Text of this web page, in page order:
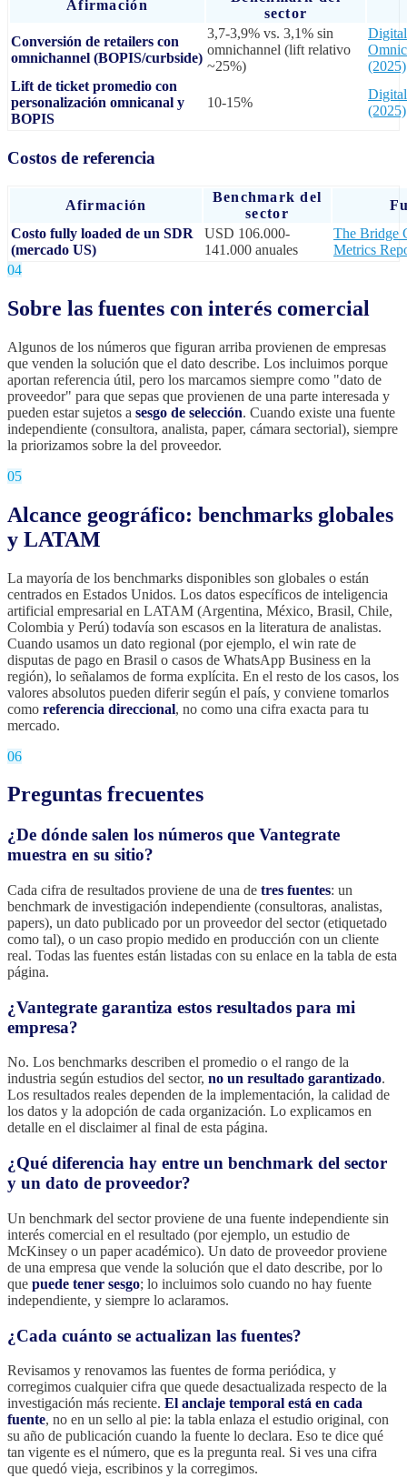
Afirmación
sector
Conversión de retailers con
omnichannel (BOPIS/curbside)
3,7-3,9% vs. 3,1% sin
omnichannel (lift relativo
~25%)
(2025)
Lift de ticket promedio con
personalización omnicanal y
BOPIS
10-15%
(2025)
Costos de referencia
Afirmación
Benchmark del
sector
Costo fully loaded de un SDR
(mercado US)
USD 106.000-
141.000 anuales
The Bridge
Metrics
04
Sobre las fuentes con interés comercial
Algunos de los números que figuran arriba provienen de empresas
que venden la solución que el dato describe. Los incluimos porque
aportan referencia útil, pero los marcamos siempre como "dato de
proveedor" para que sepas que provienen de una parte interesada y
pueden estar sujetos a sesgo de selección. Cuando existe una fuente
independiente (consultora, analista, paper, cámara sectorial), siempre
la priorizamos sobre la del proveedor.
05
Alcance geográfico: benchmarks globales
y LATAM
La mayoría de los benchmarks disponibles son globales o están
centrados en Estados Unidos. Los datos específicos de inteligencia
artificial empresarial en LATAM (Argentina, México, Brasil, Chile,
Colombia y Perú) todavía son escasos en la literatura de analistas.
Cuando usamos un dato regional (por ejemplo, el win rate de
disputas de pago en Brasil o casos de WhatsApp Business en la
región), lo señalamos de forma explícita. En el resto de los casos, los
valores absolutos pueden diferir según el país, y conviene tomarlos
como referencia direccional, no como una cifra exacta para tu
mercado.
06
Preguntas frecuentes
¿De dónde salen los números que Vantegrate
muestra en su sitio?
Cada cifra de resultados proviene de una de tres fuentes: un
benchmark de investigación independiente (consultoras, analistas,
papers), un dato publicado por un proveedor del sector (etiquetado
como tal), o un caso propio medido en producción con un cliente
real. Todas las fuentes están listadas con su enlace en la tabla de esta
página.
¿Vantegrate garantiza estos resultados para mi
empresa?
No. Los benchmarks describen el promedio o el rango de la
industria según estudios del sector, no un resultado garantizado.
Los resultados reales dependen de la implementación, la calidad de
los datos y la adopción de cada organización. Lo explicamos en
detalle en el disclaimer al final de esta página.
¿Qué diferencia hay entre un benchmark del sector
y un dato de proveedor?
Un benchmark del sector proviene de una fuente independiente sin
interés comercial en el resultado (por ejemplo, un estudio de
McKinsey o un paper académico). Un dato de proveedor proviene
de una empresa que vende la solución que el dato describe, por lo
que puede tener sesgo; lo incluimos solo cuando no hay fuente
independiente, y siempre lo aclaramos.
¿Cada cuánto se actualizan las fuentes?
Revisamos y renovamos las fuentes de forma periódica, y
corregimos cualquier cifra que quede desactualizada respecto de la
investigación más reciente. El anclaje temporal está en cada
fuente, no en un sello al pie: la tabla enlaza el estudio original, con
su año de publicación cuando la fuente lo declara. Eso te dice qué
tan vigente es el número, que es la pregunta real. Si ves una cifra
que quedó vieja, escribinos y la corregimos.